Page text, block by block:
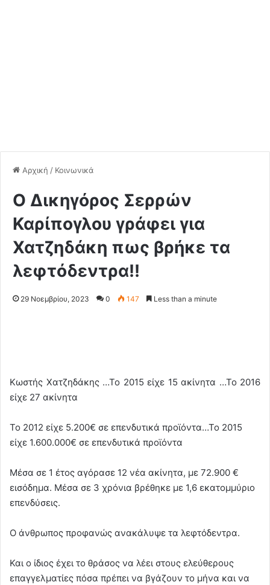
Αρχική / Κοινωνικά
Ο Δικηγόρος Σερρών
Καρίπογλου γράφει για
Χατζηδάκη πως βρήκε τα
λεφτόδεντρα!!
29 Νοεμβρίου, 2023 0 147 Less than a minute
Κωστής Χατζηδάκης …Το 2015 είχε 15 ακίνητα …Το 2016
είχε 27 ακίνητα
Το 2012 είχε 5.200€ σε επενδυτικά προϊόντα…Το 2015
είχε 1.600.000€ σε επενδυτικά προϊόντα
Μέσα σε 1 έτος αγόρασε 12 νέα ακίνητα, με 72.900 €
εισόδημα. Μέσα σε 3 χρόνια βρέθηκε με 1,6 εκατομμύριο
επενδύσεις.
Ο άνθρωπος προφανώς ανακάλυψε τα λεφτόδεντρα.
Και ο ίδιος έχει το θράσος να λέει στους ελεύθερους
επαγγελματίες πόσα πρέπει να βγάζουν το μήνα και να